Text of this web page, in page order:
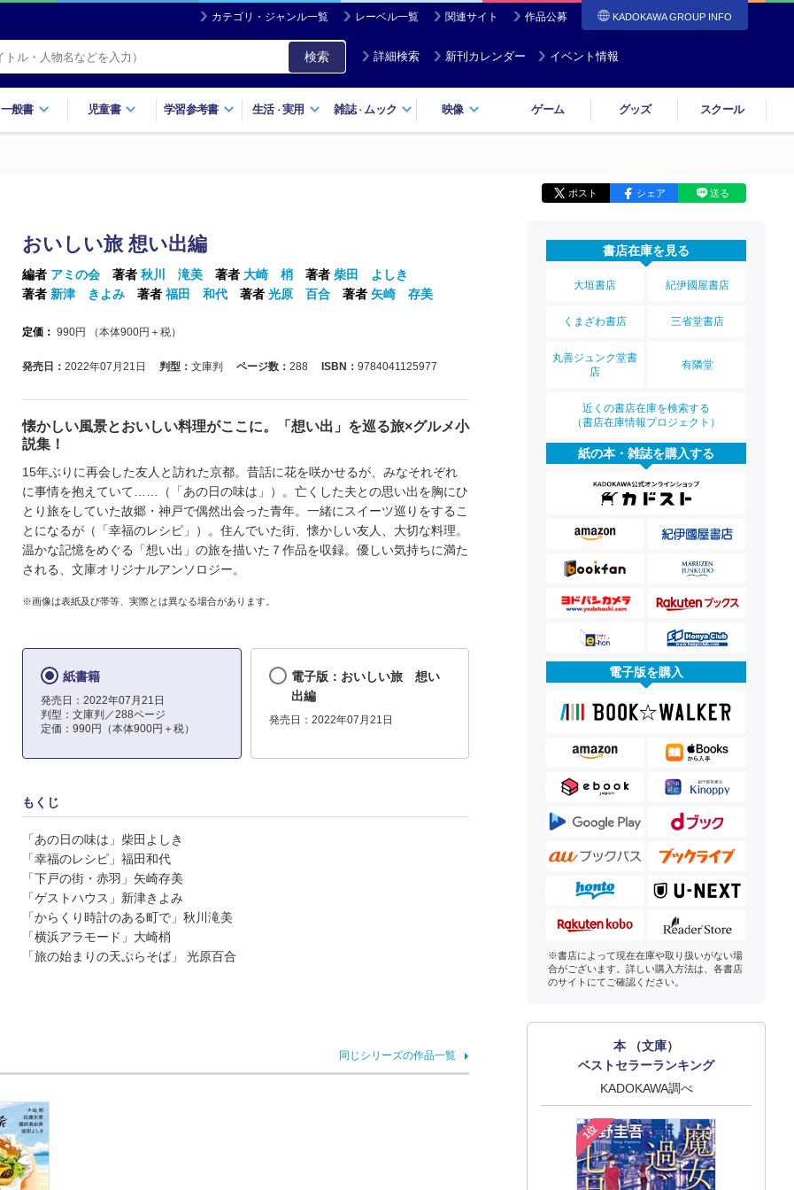
カテゴリ・ジャンル一覧 レーベル一覧 関連サイト 作品公募 KADOKAWA GROUP INFO
検索 詳細検索 新刊カレンダー イベント情報
一般書 児童書 学習参考書 生活・実用 雑誌・ ムック 映像 ゲーム グッズ スクール
ポスト シェア 送る
おいしい旅 想い出編
編者 アミの会 著者 秋川 滝美 著者 大崎 梢 著者 柴田 よしき
著者 新津 きよみ 著者 福田 和代 著者 光原 百合 著者 矢崎 存美
定価： 990円 （本体900円＋税）
発売日： 2022年07月21日 判型： 文庫判 ページ数： 288 ISBN： 9784041125977
懐かしい風景とおいしい料理がここに。「想い出」を巡る旅×グルメ小
説集！
15年ぶりに再会した友人と訪れた京都。昔話に花を咲かせるが、みなそれぞれ
に事情を抱えていて……（「あの日の味は」）。亡くした夫との思い出を胸にひ
とり旅をしていた故郷・神戸で偶然出会った青年。一緒にスイーツ巡りをするこ
とになるが（「幸福のレシピ」）。住んでいた街、懐かしい友人、大切な料理。
温かな記憶をめぐる「想い出」の旅を描いた７作品を収録。優しい気持ちに満た
される、文庫オリジナルアンソロジー。
※画像は表紙及び帯等、実際とは異なる場合があります。
紙書籍
発売日：2022年07月21日
判型：文庫判／288ページ
定価：990円（本体900円＋税）
電子版：おいしい旅 想い
出編
発売日：2022年07月21日
もくじ
「あの日の味は」柴田よしき
「幸福のレシピ」福田和代
「下戸の街・赤羽」矢崎存美
「ゲストハウス」新津きよみ
「からくり時計のある町で」秋川滝美
「横浜アラモード」大崎梢
「旅の始まりの天ぷらそば」 光原百合
同じシリーズの作品一覧
書店在庫を見る
大垣書店 紀伊國屋書店
くまざわ書店 三省堂書店
丸善ジュンク堂書
店
有隣堂
近くの書店在庫を検索する
（書店在庫情報プロジェクト）
紙の本・雑誌を購入する
電子版を購入
※書店によって現在在庫や取り扱いがない場
合がございます。詳しい購入方法は、各書店
のサイトにてご確認ください。
本 （文庫）
ベストセラーランキング
KADOKAWA調べ
1位